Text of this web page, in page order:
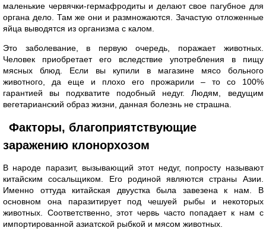
маленькие червячки-гермафродиты и делают свое пагубное для
органа дело. Там же они и размножаются. Зачастую отложенные
яйца выводятся из организма с калом.
Это заболевание, в первую очередь, поражает животных.
Человек приобретает его вследствие употребления в пищу
мясных блюд. Если вы купили в магазине мясо больного
животного, да еще и плохо его прожарили – то со 100%
гарантией вы подхватите подобный недуг. Людям, ведущим
вегетарианский образ жизни, данная болезнь не страшна.
Факторы, благоприятствующие
заражению клонорхозом
В народе паразит, вызывающий этот недуг, попросту называют
китайским сосальщиком. Его родиной являются страны Азии.
Именно оттуда китайская двуустка была завезена к нам. В
основном она паразитирует под чешуей рыбы и некоторых
животных. Соответственно, этот червь часто попадает к нам с
импортированной азиатской рыбкой и мясом животных.